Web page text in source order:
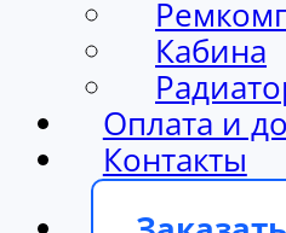
Кабина
Оплата и
Контакты